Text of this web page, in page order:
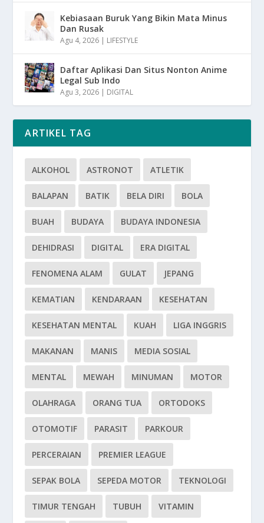
Kebiasaan Buruk Yang Bikin Mata Minus
Dan Rusak
Agu 4, 2026 | LIFESTYLE
Daftar Aplikasi Dan Situs Nonton Anime
Legal Sub Indo
Agu 3, 2026 | DIGITAL
ARTIKEL TAG
ALKOHOL ASTRONOT ATLETIK
BALAPAN BATIK BELA DIRI BOLA
BUAH BUDAYA BUDAYA INDONESIA
DEHIDRASI DIGITAL ERA DIGITAL
FENOMENA ALAM GULAT JEPANG
KEMATIAN KENDARAAN KESEHATAN
KESEHATAN MENTAL KUAH LIGA INGGRIS
MAKANAN MANIS MEDIA SOSIAL
MENTAL MEWAH MINUMAN MOTOR
OLAHRAGA ORANG TUA ORTODOKS
OTOMOTIF PARASIT PARKOUR
PERCERAIAN PREMIER LEAGUE
SEPAK BOLA SEPEDA MOTOR TEKNOLOGI
TIMUR TENGAH TUBUH VITAMIN